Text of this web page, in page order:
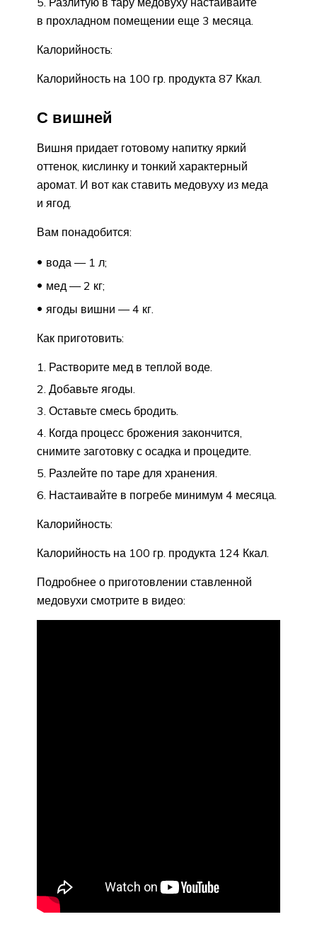
в прохладном помещении еще 3 месяца.
Калорийность:
Калорийность на 100 гр. продукта 87 Ккал.
С вишней
Вишня придает готовому напитку яркий
оттенок, кислинку и тонкий характерный
аромат. И вот как ставить медовуху из меда
и ягод.
Вам понадобится:
вода — 1 л;
мед — 2 кг;
ягоды вишни — 4 кг.
Как приготовить:
Растворите мед в теплой воде.
Добавьте ягоды.
Оставьте смесь бродить.
Когда процесс брожения закончится,
снимите заготовку с осадка и процедите.
Разлейте по таре для хранения.
Настаивайте в погребе минимум 4 месяца.
Калорийность:
Калорийность на 100 гр. продукта 124 Ккал.
Подробнее о приготовлении ставленной
медовухи смотрите в видео: